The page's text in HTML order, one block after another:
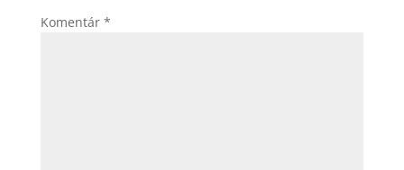
Komentár *